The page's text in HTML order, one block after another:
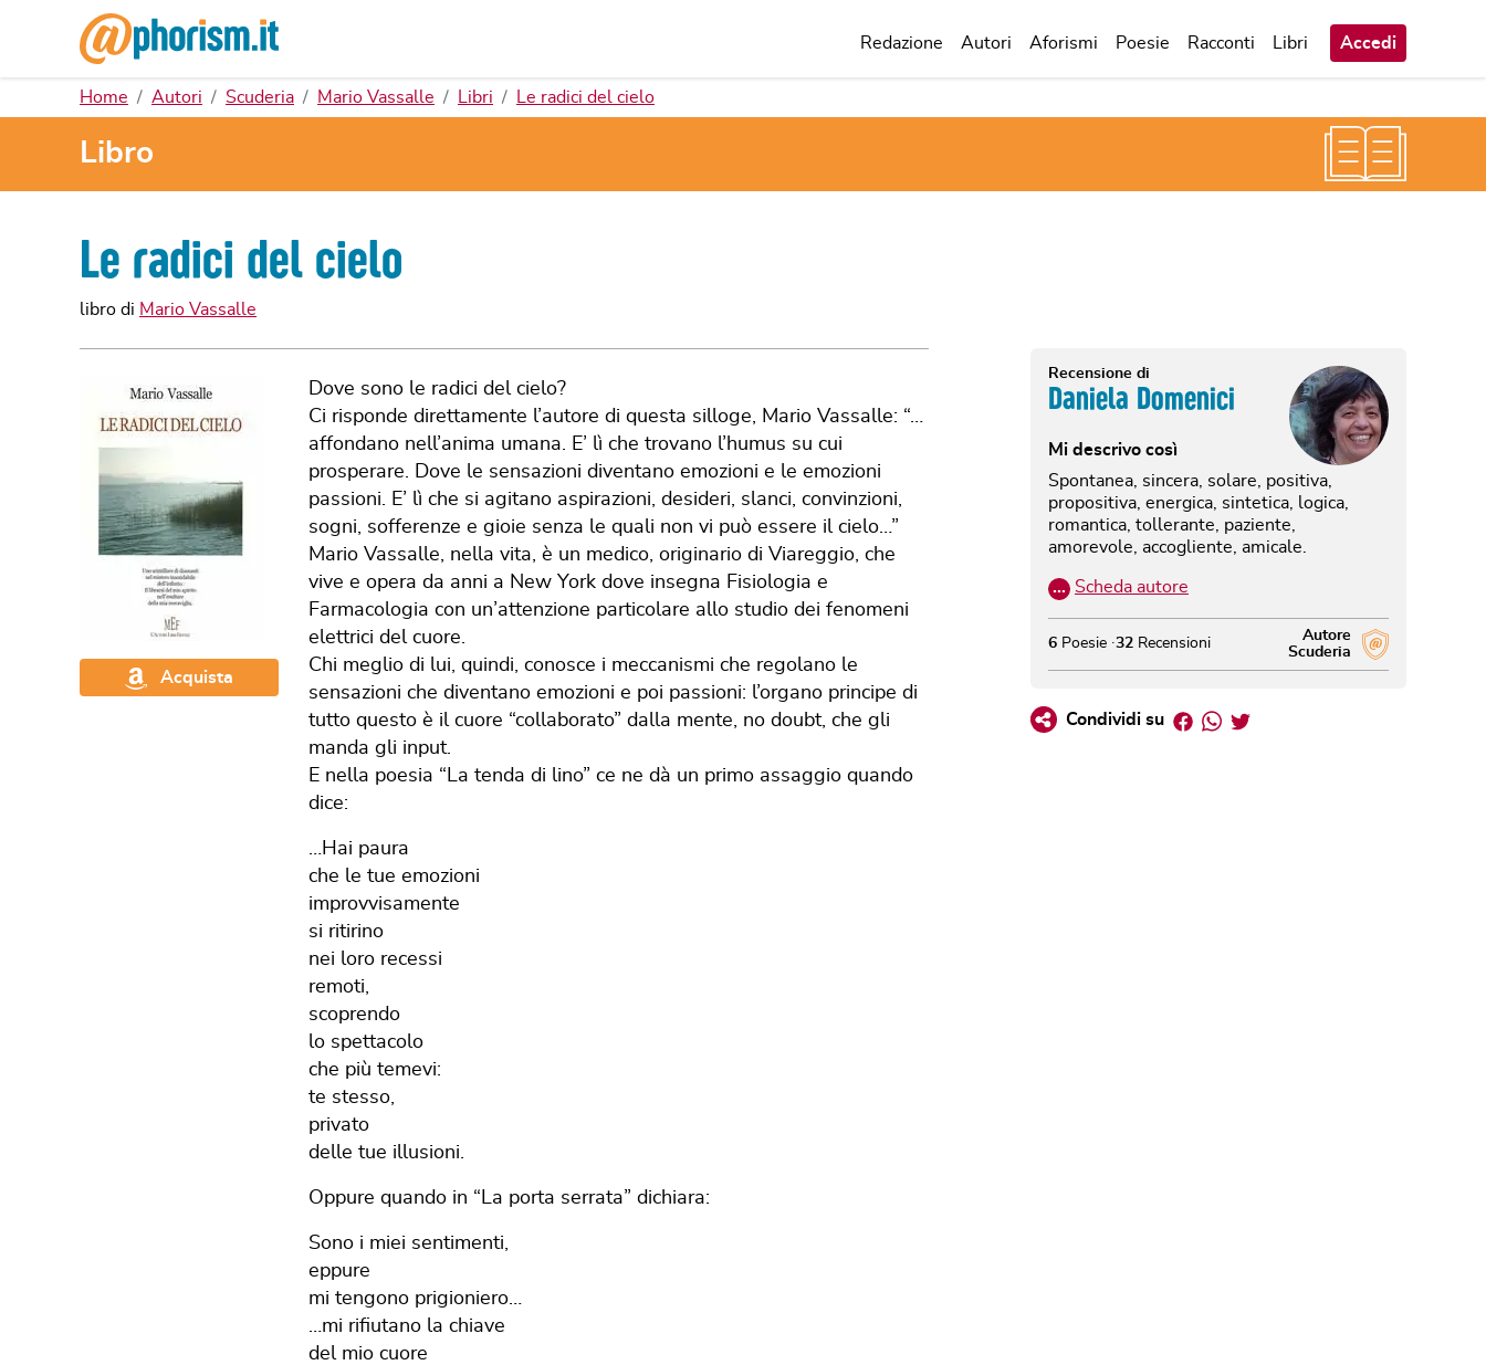
Redazione Autori Aforismi Poesie Racconti Libri Accedi
Home Autori Scuderia Mario Vassalle Libri Le radici del cielo
Libro
Le radici del cielo
libro di Mario Vassalle
Dove sono le radici del cielo?
Ci risponde direttamente l’autore di questa silloge, Mario Vassalle: “…
affondano nell’anima umana. E’ lì che trovano l’humus su cui
prosperare. Dove le sensazioni diventano emozioni e le emozioni
passioni. E’ lì che si agitano aspirazioni, desideri, slanci, convinzioni,
sogni, sofferenze e gioie senza le quali non vi può essere il cielo…”
Mario Vassalle, nella vita, è un medico, originario di Viareggio, che
vive e opera da anni a New York dove insegna Fisiologia e
Farmacologia con un’attenzione particolare allo studio dei fenomeni
elettrici del cuore.
Chi meglio di lui, quindi, conosce i meccanismi che regolano le
sensazioni che diventano emozioni e poi passioni: l’organo principe di
tutto questo è il cuore “collaborato” dalla mente, no doubt, che gli
manda gli input.
E nella poesia “La tenda di lino” ce ne dà un primo assaggio quando
dice:
…Hai paura
che le tue emozioni
improvvisamente
si ritirino
nei loro recessi
remoti,
scoprendo
lo spettacolo
che più temevi:
te stesso,
privato
delle tue illusioni.
Oppure quando in “La porta serrata” dichiara:
Sono i miei sentimenti,
eppure
mi tengono prigioniero…
…mi rifiutano la chiave
del mio cuore
Acquista
Recensione di
Daniela Domenici
Mi descrivo così
Spontanea, sincera, solare, positiva,
propositiva, energica, sintetica, logica,
romantica, tollerante, paziente,
amorevole, accogliente, amicale.
… Scheda autore
Autore
Scuderia
6 Poesie 32 Recensioni
Condividi su Facebook
Whatsapp
Twitter